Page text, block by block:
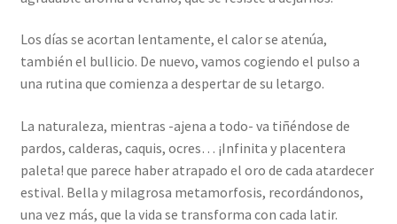
Los días se acortan lentamente, el calor se atenúa,
también el bullicio. De nuevo, vamos cogiendo el pulso a
una rutina que comienza a despertar de su letargo.
La naturaleza, mientras -ajena a todo- va tiñéndose de
pardos, calderas, caquis, ocres… ¡Infinita y placentera
paleta! que parece haber atrapado el oro de cada atardecer
estival. Bella y milagrosa metamorfosis, recordándonos,
una vez más, que la vida se transforma con cada latir.